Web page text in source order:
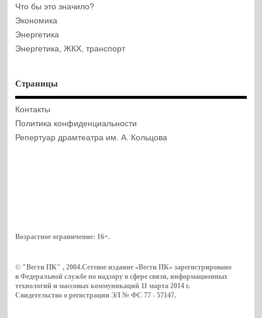
Что бы это значило?
Экономика
Энергетика
Энергетика, ЖКХ, транспорт
Страницы
Контакты
Политика конфиденциальности
Репертуар драмтеатра им. А. Кольцова
Возрастное ограничение: 16+.
© "Вести ПК" , 2004.Сетевое издание «Вести ПК» зарегистрировано
в Федеральной службе по надзору в сфере связи, информационных
технологий и массовых коммуникаций 11 марта 2014 г.
Свидетельство о регистрации ЭЛ № ФС 77 - 57147.